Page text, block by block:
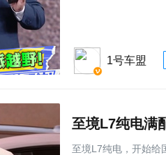
1号车盟
至境L7纯电满
至境L7纯电，开始给